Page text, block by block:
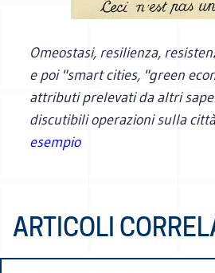
Omeostasi, resilienza,
e poi "smart cities, "green
attributi prelevati da altri
discutibili operazioni sulla
esempio
ARTICOLI